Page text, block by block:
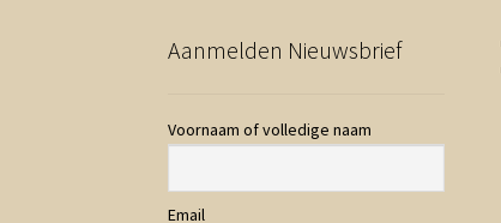
Aanmelden Nieuwsbrief
Voornaam of volledige naam
Email